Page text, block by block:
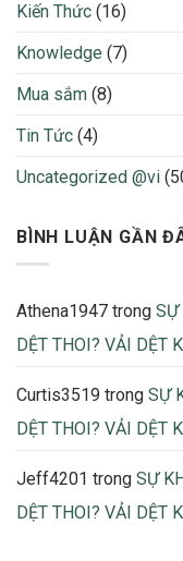
Kiến Thức (16)
Knowledge (7)
Mua sắm (8)
Tin Tức (4)
Uncategorized @vi
BÌNH LUẬN GẦN
Athena1947 trong SỰ
DỆT THOI? VẢI DỆT
Curtis3519 trong SỰ
DỆT THOI? VẢI DỆT
Jeff4201 trong SỰ
DỆT THOI? VẢI DỆT